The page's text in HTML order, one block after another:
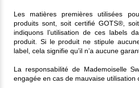
Les matières premières utilisées
produits sont, soit certifié GOTS®,
indiquons l’utilisation de ces labels
produit. Si le produit ne stipule
label, cela signifie qu’il n’a aucune
La responsabilité de Mademoiselle
engagée en cas de mauvaise utilisation